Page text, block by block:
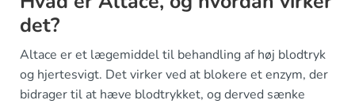
det?
Altace er et lægemiddel til behandling af høj blodtryk
og hjertesvigt. Det virker ved at blokere et enzym, der
bidrager til at hæve blodtrykket, og derved sænke